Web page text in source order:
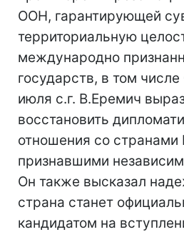
ООН, гарантирующей
территориальную
международно
государств, в том
июля с.г. В.Еремич
восстановить
отношения со странами
признавшими
Он также высказал
страна станет
кандидатом на